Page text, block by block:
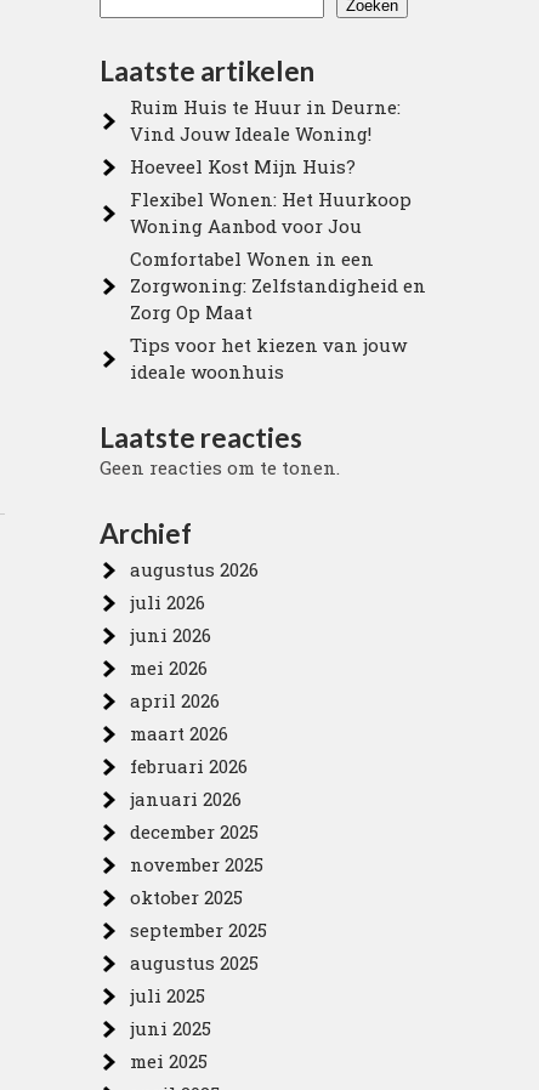
Zoeken
Laatste artikelen
Ruim Huis te Huur in Deurne:
Vind Jouw Ideale Woning!
Hoeveel Kost Mijn Huis?
Flexibel Wonen: Het Huurkoop
Woning Aanbod voor Jou
Comfortabel Wonen in een
Zorgwoning: Zelfstandigheid en
Zorg Op Maat
Tips voor het kiezen van jouw
ideale woonhuis
Laatste reacties
Geen reacties om te tonen.
Archief
augustus 2026
juli 2026
juni 2026
mei 2026
april 2026
maart 2026
februari 2026
januari 2026
december 2025
november 2025
oktober 2025
september 2025
augustus 2025
juli 2025
juni 2025
mei 2025